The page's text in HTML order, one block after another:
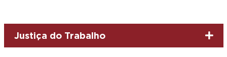
Justiça do Trabalho